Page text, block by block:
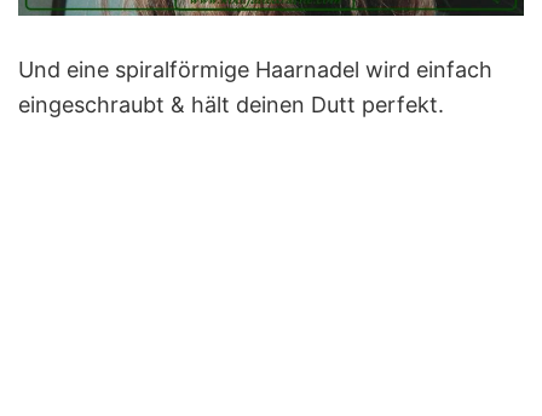
Und eine spiralförmige Haarnadel wird einfach
eingeschraubt & hält deinen Dutt perfekt.